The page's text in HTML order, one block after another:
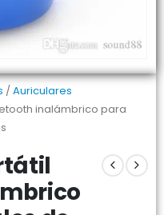
/Auriculares
inalámbrico para